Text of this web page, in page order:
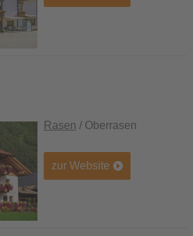
Rasen / Oberrasen
zur Website